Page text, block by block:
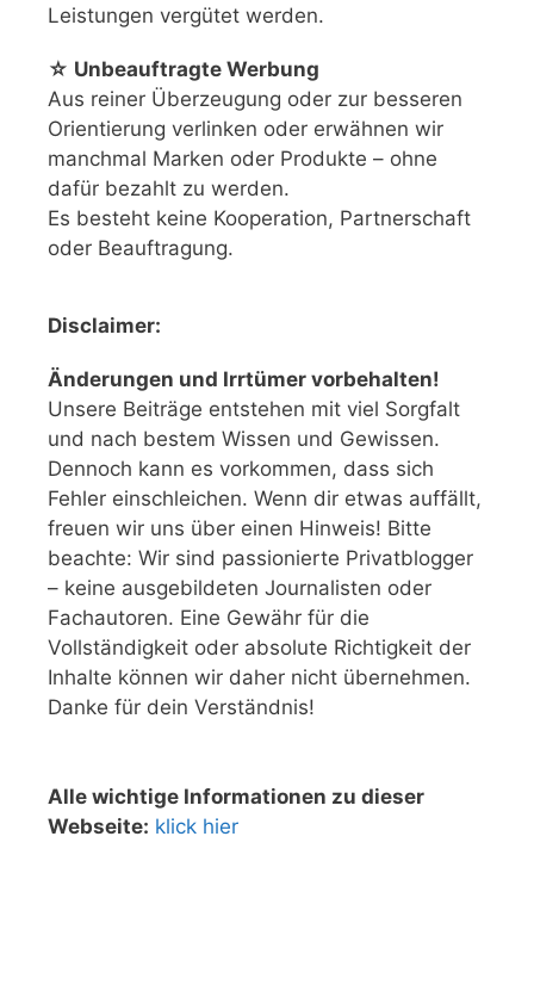
Leistungen vergütet werden.
☆ Unbeauftragte Werbung
Aus reiner Überzeugung oder zur besseren
Orientierung verlinken oder erwähnen wir
manchmal Marken oder Produkte – ohne
dafür bezahlt zu werden.
Es besteht keine Kooperation, Partnerschaft
oder Beauftragung.
Disclaimer:
Änderungen und Irrtümer vorbehalten!
Unsere Beiträge entstehen mit viel Sorgfalt
und nach bestem Wissen und Gewissen.
Dennoch kann es vorkommen, dass sich
Fehler einschleichen. Wenn dir etwas auffällt,
freuen wir uns über einen Hinweis! Bitte
beachte: Wir sind passionierte Privatblogger
– keine ausgebildeten Journalisten oder
Fachautoren. Eine Gewähr für die
Vollständigkeit oder absolute Richtigkeit der
Inhalte können wir daher nicht übernehmen.
Danke für dein Verständnis!
Alle wichtige Informationen zu dieser
Webseite: klick hier